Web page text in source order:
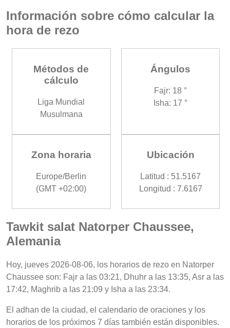
Información sobre cómo calcular la
hora de rezo
Métodos de
cálculo
Liga Mundial
Musulmana
Ángulos
Fajr: 18 °
Isha: 17 °
Zona horaria
Europe/Berlin
(GMT +02:00)
Ubicación
Latitud : 51.5167
Longitud : 7.6167
Tawkit salat Natorper Chaussee,
Alemania
Hoy, jueves 2026-08-06, los horarios de rezo en Natorper
Chaussee son: Fajr a las 03:21, Dhuhr a las 13:35, Asr a las
17:42, Maghrib a las 21:09 y Isha a las 23:34.
El adhan de la ciudad, el calendario de oraciones y los
horarios de los próximos 7 días también están disponibles.